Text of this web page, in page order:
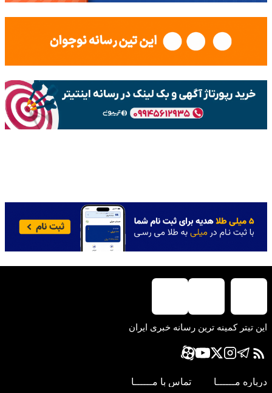
این تیتر کمینه ترین رسانه خبری ایران
درباره مــــــا تماس با مــــــا